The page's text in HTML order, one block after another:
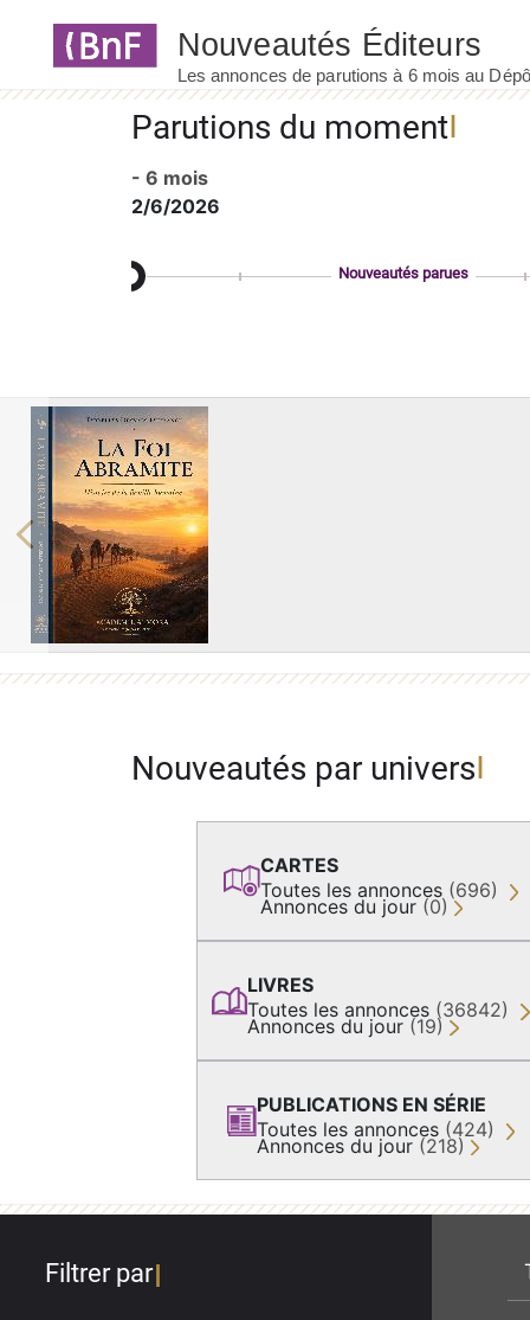
Parutions du moment
- 6 mois
2/6/2026
Nouveautés parues
Previous
Nouveautés par univers
CARTES
Toutes les annonces (696)
Annonces du jour (0)
LIVRES
Toutes les annonces (36842)
Annonces du jour (19)
PUBLICATIONS EN SÉRIE
Toutes les annonces (424)
Annonces du jour (218)
Filtrer par